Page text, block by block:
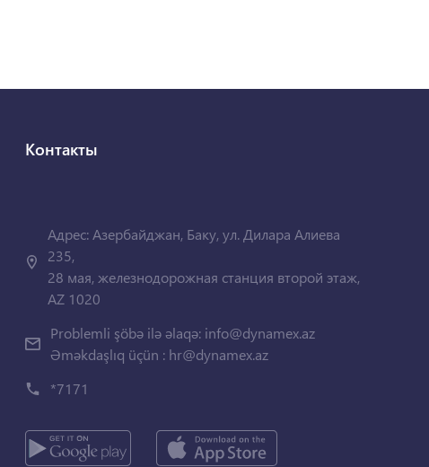
Контакты
Адрес: Азербайджан, Баку, ул. Дилара Алиева
235,
28 мая, железнодорожная станция второй этаж,
AZ 1020
Problemli şöbə ilə əlaqə: info@dynamex.az
Əməkdaşlıq üçün : hr@dynamex.az
*7171